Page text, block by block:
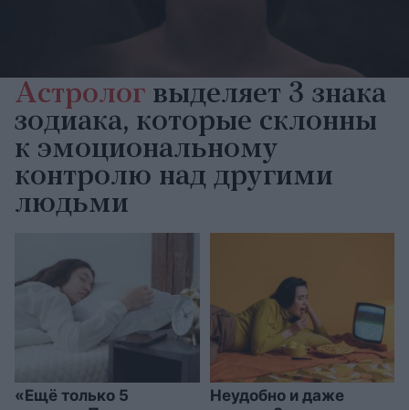
Астролог выделяет 3 знака
зодиака, которые склонны
к эмоциональному
контролю над другими
людьми
«Ещё только 5
Неудобно и даже